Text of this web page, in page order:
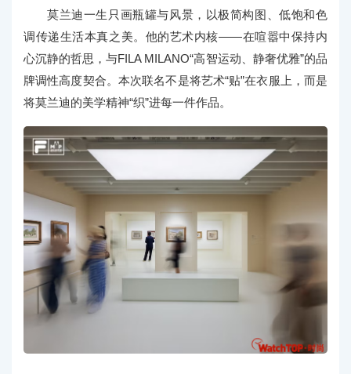
莫兰迪一生只画瓶罐与风景，以极简构图、低饱和色
调传递生活本真之美。他的艺术内核——在喧嚣中保持内
心沉静的哲思，与FILA MILANO“高智运动、静奢优雅”的品
牌调性高度契合。本次联名不是将艺术“贴”在衣服上，而是
将莫兰迪的美学精神“织”进每一件作品。